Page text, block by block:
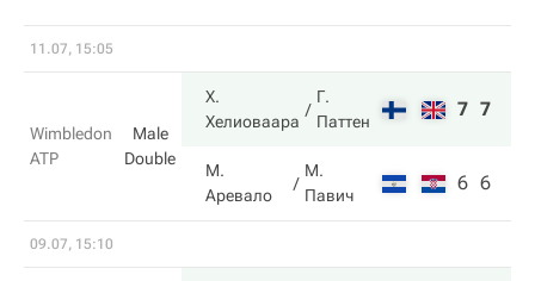
11.07, 15:05
Wimbledon
ATP
Male
Double
Х.
Хелиоваара
Г.
Паттен
7 7
М.
Аревало
М.
Павич
6 6
09.07, 15:10